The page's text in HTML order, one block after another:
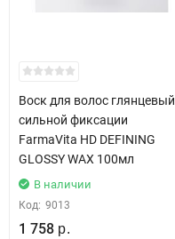
Воск для волос глянцевый
сильной фиксации
FarmaVita HD DEFINING
GLOSSY WAX 100мл
В наличии
Код: 9013
1 758 р.